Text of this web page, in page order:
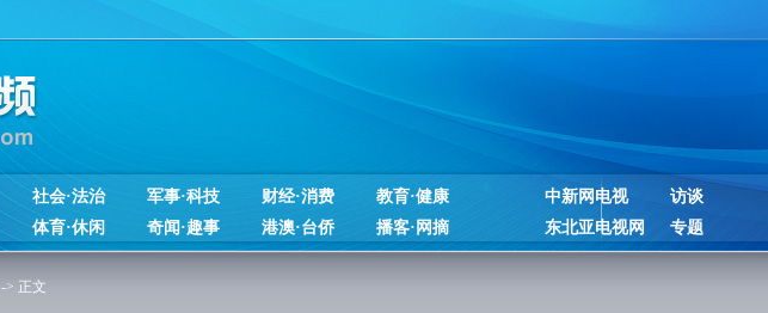
社会·法治 军事·科技 财经·消费
教育·健康
体育·休闲 奇闻·趣事 港澳·台侨 播客·网摘
中新网电视
访谈
东北亚电视网
专题
-> 正文